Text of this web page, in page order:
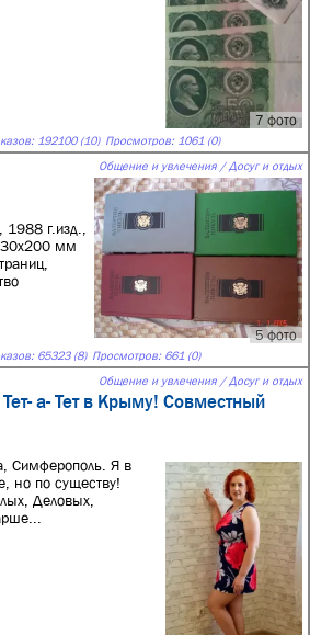
7 фото
192100 (10) Просмотров: 1061 (0)
Общение и увлечения / Досуг и отдых
5 фото
г.изд.,
мм
65323 (8) Просмотров: 661 (0)
Общение и увлечения / Досуг и отдых
а- Тет в Крыму! Совместный
Симферополь. Я в
но по существу!
Деловых,